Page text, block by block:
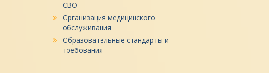
СВО
Организация медицинского
обслуживания
Образовательные стандарты и
требования